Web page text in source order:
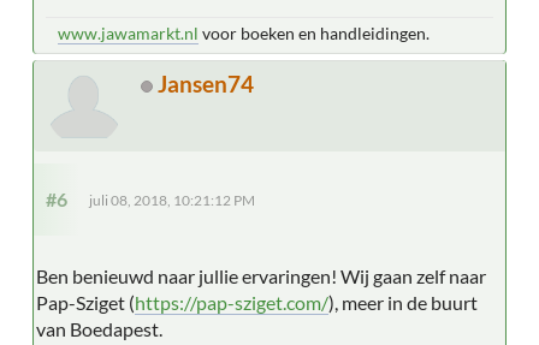
www.jawamarkt.nl voor boeken en handleidingen.
Jansen74
#6 juli 08, 2018, 10:21:12 PM
Ben benieuwd naar jullie ervaringen! Wij gaan zelf naar
Pap-Sziget (https://pap-sziget.com/), meer in de buurt
van Boedapest.